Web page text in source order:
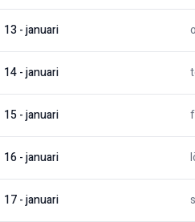
13 -januari
14-januari
15-januari
16-januari
17-januari